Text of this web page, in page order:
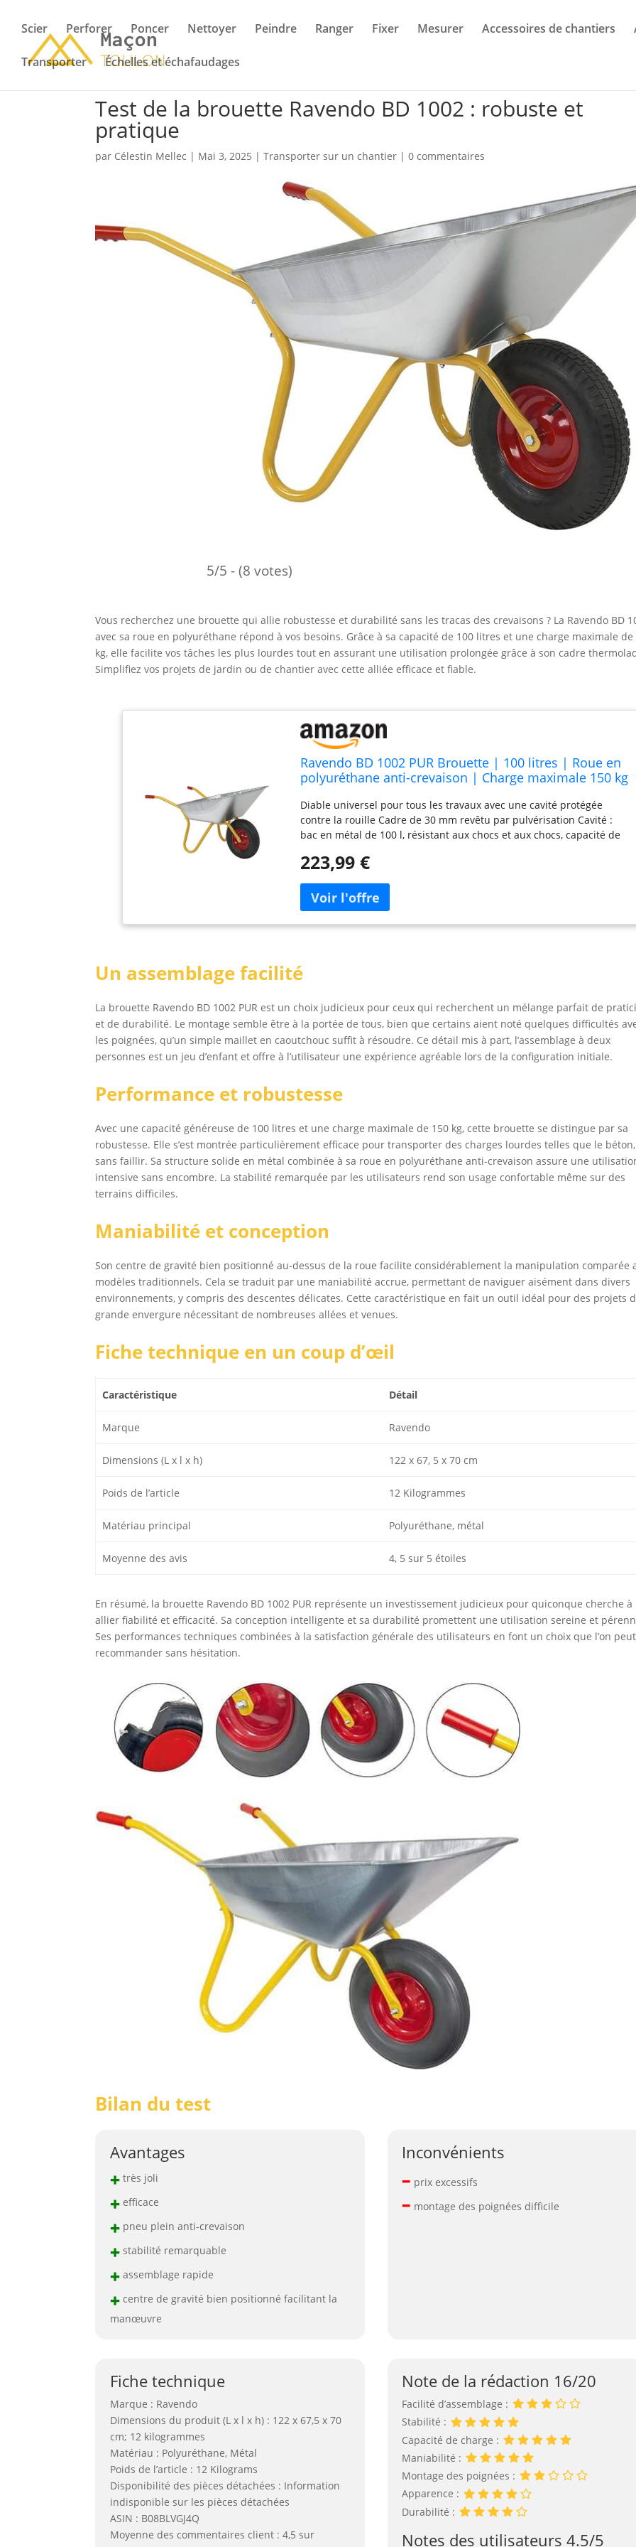
Scier Perforer Poncer Nettoyer Peindre Ranger Fixer Mesurer Accessoires de chantiers
Transporter Échelles et échafaudages
Test de la brouette Ravendo BD 1002 : robuste et
pratique
par Célestin Mellec | Mai 3, 2025 |Transporter sur un chantier |0 commentaires
5/5 - (8 votes)
Vous recherchez une brouette qui allie robustesse et durabilité sans les tracas des crevaisons ? La Ravendo BD
avec sa roue en polyuréthane répond à vos besoins. Grâce à sa capacité de 100 litres et une charge maximale de
kg, elle facilite vos tâches les plus lourdes tout en assurant une utilisation prolongée grâce à son cadre
Simplifiez vos projets de jardin ou de chantier avec cette alliée efficace et fiable.
Ravendo BD 1002 PUR Brouette | 100 litres | Roue en
polyuréthane anti-crevaison | Charge maximale 150 kg
Diable universel pour tous les travaux avec une cavité protégée
contre la rouille Cadre de 30 mm revêtu par pulvérisation Cavité :
bac en métal de 100 l, résistant aux chocs et aux chocs, capacité de
Poids du produit :12 kilogrammes
223,99 €
Un assemblage facilité
La brouette Ravendo BD 1002 PUR est un choix judicieux pour ceux qui recherchent un mélange parfait de
et de durabilité. Le montage semble être à la portée de tous, bien que certains aient noté quelques difficultés
les poignées, qu’un simple maillet en caoutchouc suffit à résoudre. Ce détail mis à part, l’assemblage à deux
personnes est un jeu d’enfant et offre à l’utilisateur une expérience agréable lors de la configuration initiale.
Performance et robustesse
Avec une capacité généreuse de 100 litres et une charge maximale de 150 kg, cette brouette se distingue par sa
robustesse. Elle s’est montrée particulièrement efficace pour transporter des charges lourdes telles que le béton,
sans faillir. Sa structure solide en métal combinée à sa roue en polyuréthane anti-crevaison assure une
intensive sans encombre. La stabilité remarquée par les utilisateurs rend son usage confortable même sur des
terrains difficiles.
Maniabilité et conception
Son centre de gravité bien positionné au-dessus de la roue facilite considérablement la manipulation comparée
modèles traditionnels. Cela se traduit par une maniabilité accrue, permettant de naviguer aisément dans divers
environnements, y compris des descentes délicates. Cette caractéristique en fait un outil idéal pour des projets
grande envergure nécessitant de nombreuses allées et venues.
Fiche technique en un coup d’œil
Caractéristique Détail
Marque Ravendo
Dimensions (L x l x h) 122 x 67, 5 x 70 cm
Poids de l’article 12 Kilogrammes
Matériau principal Polyuréthane, métal
Moyenne des avis 4, 5 sur 5 étoiles
En résumé, la brouette Ravendo BD 1002 PUR représente un investissement judicieux pour quiconque cherche à
allier fiabilité et efficacité. Sa conception intelligente et sa durabilité promettent une utilisation sereine et
Ses performances techniques combinées à la satisfaction générale des utilisateurs en font un choix que l’on peut
recommander sans hésitation.
Bilan du test
Avantages
+très joli
+efficace
+pneu plein anti-crevaison
+stabilité remarquable
+assemblage rapide
+centre de gravité bien positionné facilitant la
manœuvre
Inconvénients
– prix excessifs
– montage des poignées difficile
Fiche technique
Marque : Ravendo
Dimensions du produit (L x l x h) : 122 x 67,5 x 70
cm; 12 kilogrammes
Matériau : Polyuréthane, Métal
Poids de l’article : 12 Kilograms
Disponibilité des pièces détachées : Information
indisponible sur les pièces détachées
ASIN : B08BLVGJ4Q
Moyenne des commentaires client : 4,5 sur
Note de la rédaction 16/20
Facilité d’assemblage :
Stabilité :
Capacité de charge :
Maniabilité :
Montage des poignées :
Apparence :
Durabilité :
Notes des utilisateurs 4.5/5